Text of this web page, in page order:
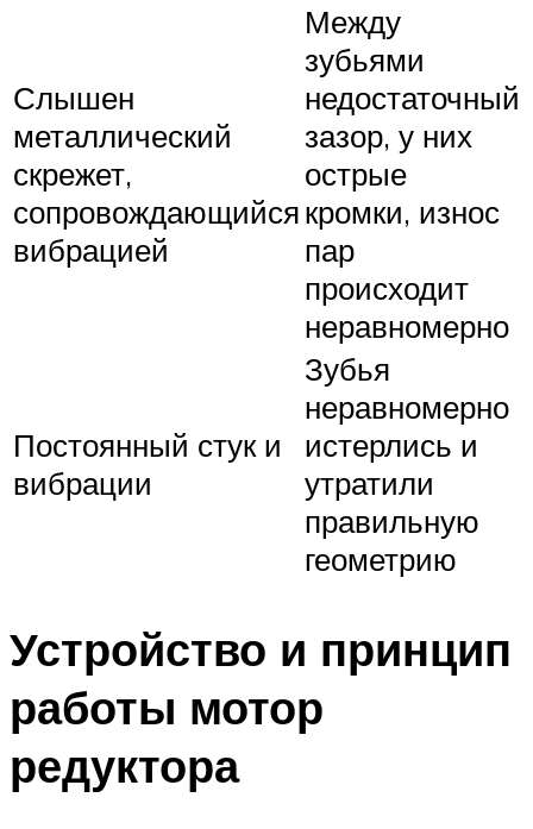
Слышен
металлический
скрежет,
сопровождающийся
вибрацией
Между
зубьями
недостаточный
зазор, у них
острые
кромки, износ
пар
происходит
неравномерно
Постоянный стук и
вибрации
Зубья
неравномерно
истерлись и
утратили
правильную
геометрию
Устройство и принцип
работы мотор
редуктора